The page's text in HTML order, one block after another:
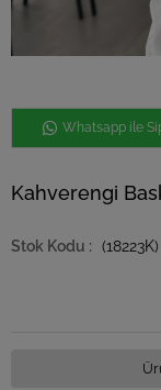
Whatsapp ile
Kahverengi
(18223K)